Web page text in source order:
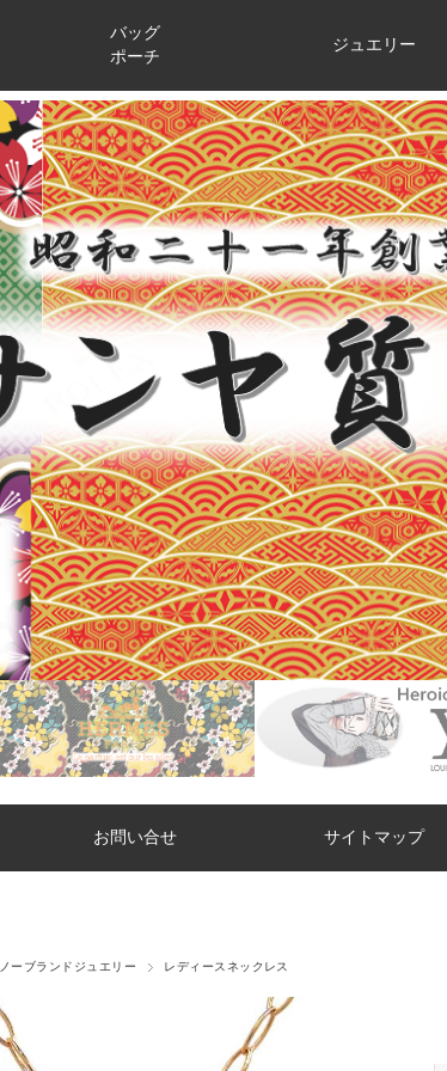
バッグ
ポーチ
ジュエリー
お問い合せ サイトマップ
ノーブランドジュエリー レディースネックレス